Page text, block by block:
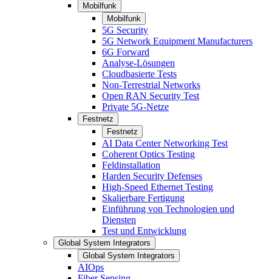
Mobilfunk
Mobilfunk
5G Security
5G Network Equipment Manufacturers
6G Forward
Analyse-Lösungen
Cloudbasierte Tests
Non-Terrestrial Networks
Open RAN Security Test
Private 5G-Netze
Festnetz
Festnetz
AI Data Center Networking Test
Coherent Optics Testing
Feldinstallation
Harden Security Defenses
High-Speed Ethernet Testing
Skalierbare Fertigung
Einführung von Technologien und
Diensten
Test und Entwicklung
Global System Integrators
Global System Integrators
AIOps